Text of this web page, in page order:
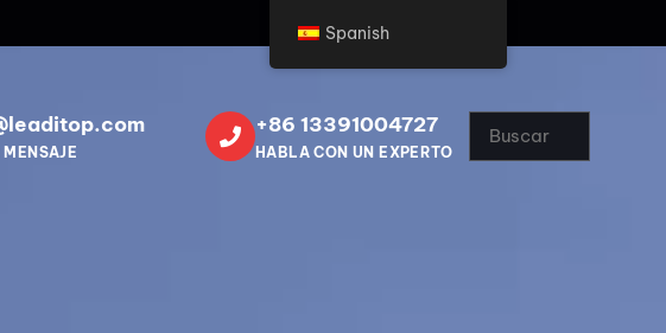
MENSAJE
+86 13391004727
HABLA CON UN EXPERTO
Spanish